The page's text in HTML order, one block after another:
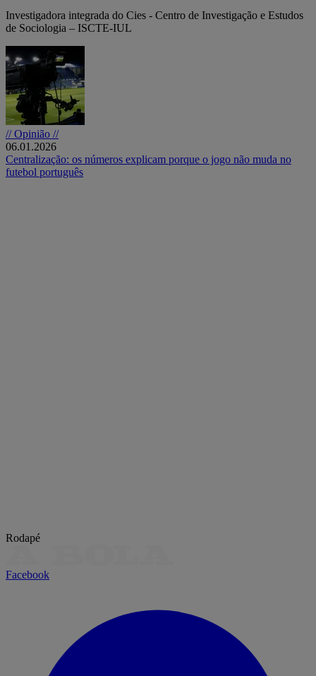
Investigadora integrada do Cies - Centro de Investigação e Estudos
de Sociologia – ISCTE-IUL
// Opinião //
06.01.2026
Centralização: os números explicam porque o jogo não muda no
futebol português
Rodapé
Facebook